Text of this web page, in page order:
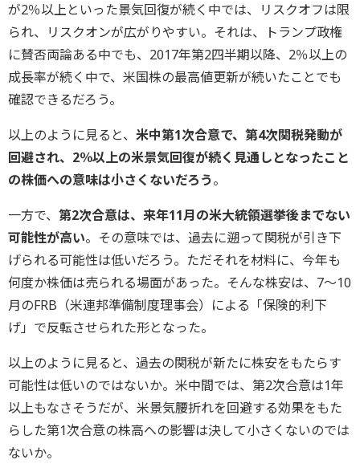
が2％以上といった景気回復が続く中では、リスクオフは限
られ、リスクオンが広がりやすい。それは、トランプ政権
に賛否両論ある中でも、2017年第2四半期以降、2％以上の
成長率が続く中で、米国株の最高値更新が続いたことでも
確認できるだろう。
以上のように見ると、 米中第1次合意で、第4次関税発動が
回避され、2％以上の米景気回復が続く見通しとなったこと
の株価への意味は小さくないだろう。
一方で、 第2次合意は、来年11月の米大統領選挙後までない
可能性が高い。その意味では、過去に遡って関税が引き下
げられる可能性は低いだろう。ただそれを材料に、今年も
何度か株価は売られる場面があった。そんな株安は、7～10
月のFRB（米連邦準備制度理事会）による「保険的利下
げ」で反転させられた形となった。
以上のように見ると、過去の関税が新たに株安をもたらす
可能性は低いのではないか。米中間では、第2次合意は1年
以上もなさそうだが、米景気腰折れを回避する効果をもた
らした第1次合意の株高への影響は決して小さくないのでは
ないか。